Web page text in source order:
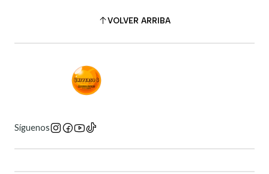
VOLVER ARRIBA
Síguenos